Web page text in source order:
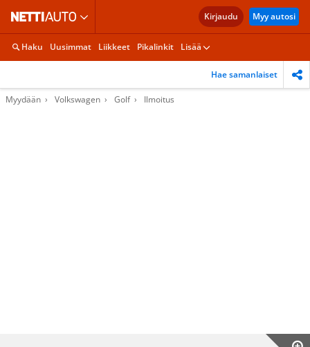
Kirjaudu Myy autosi
Haku Uusimmat Liikkeet Pikalinkit Lisää
Hae samanlaiset
Myydään Volkswagen Golf Ilmoitus